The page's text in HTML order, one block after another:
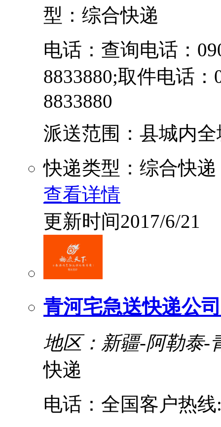
型：综合快递
电话：查询电话：
8833880;取件电话：
8833880
派送范围：县城内全
快递类型：综合快递
查看详情
更新时间2017/6/21
青河宅急送快递公司
地区：新疆-阿勒泰-
快递
电话：全国客户热线